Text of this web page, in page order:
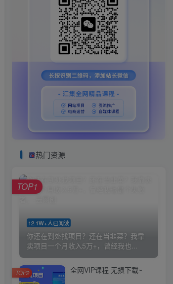
热门资源
12.1W+人已阅读
你还在到处找项目？还在当韭菜？我靠
卖项目一个月收入5万+，曾经我也...
TOP1
全网VIP课程 无损下载~
TOP2